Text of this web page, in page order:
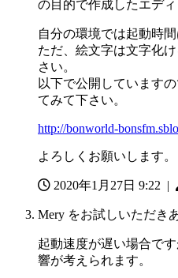
の目的で作成したエディ
自分の環境では起動時間
ただ、絵文字は文字化
さい。
以下で公開しています
てみて下さい。
http://bonworld-
よろしくお願いします。
2020年1月27日 9:22 |
Mery をお試しいただき
起動速度が遅い場合で
響が考えられます。